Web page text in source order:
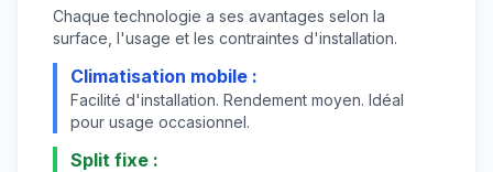
Chaque technologie a ses avantages selon la
surface, l'usage et les contraintes d'installation.
Climatisation mobile :
Facilité d'installation. Rendement moyen. Idéal
pour usage occasionnel.
Split fixe :